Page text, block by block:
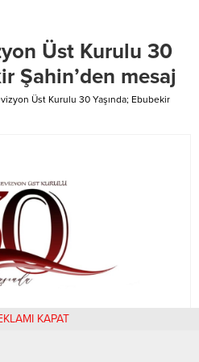
alanlarından biri haline geldi.
sonucunda 220 farklı kuş türü
tespit edildi. Belediyeden yapılan
Üst Kurulu 30
Şahin’den mesaj
Üst Kurulu 30 Yaşında; Ebubekir
KAPAT